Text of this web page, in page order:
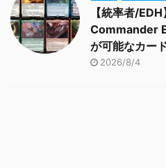
【統率者/
Commander
が可能なカー
2026/8/4